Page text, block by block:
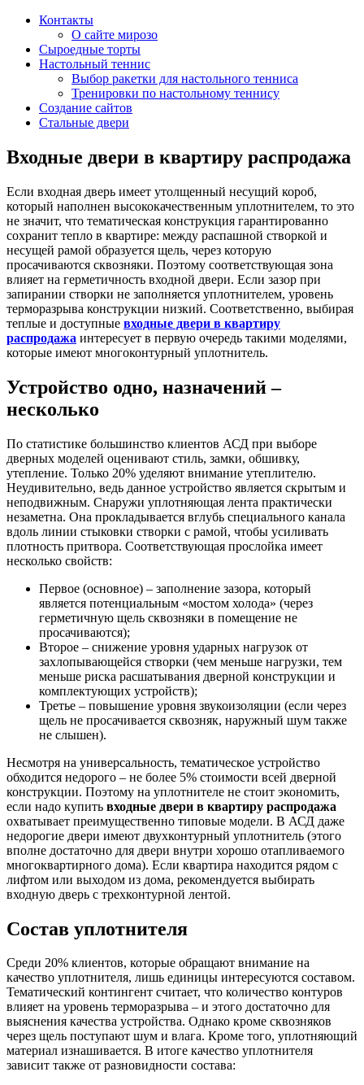
Контакты
О сайте мирозо
Сыроедные торты
Настольный теннис
Выбор ракетки для настольного тенниса
Тренировки по настольному теннису
Создание сайтов
Стальные двери
Входные двери в квартиру распродажа
Если входная дверь имеет утолщенный несущий короб,
который наполнен высококачественным уплотнителем, то это
не значит, что тематическая конструкция гарантированно
сохранит тепло в квартире: между распашной створкой и
несущей рамой образуется щель, через которую
просачиваются сквозняки. Поэтому соответствующая зона
влияет на герметичность входной двери. Если зазор при
запирании створки не заполняется уплотнителем, уровень
терморазрыва конструкции низкий. Соответственно, выбирая
теплые и доступные входные двери в квартиру
распродажа интересует в первую очередь такими моделями,
которые имеют многоконтурный уплотнитель.
Устройство одно, назначений –
несколько
По статистике большинство клиентов АСД при выборе
дверных моделей оценивают стиль, замки, обшивку,
утепление. Только 20% уделяют внимание утеплителю.
Неудивительно, ведь данное устройство является скрытым и
неподвижным. Снаружи уплотняющая лента практически
незаметна. Она прокладывается вглубь специального канала
вдоль линии стыковки створки с рамой, чтобы усиливать
плотность притвора. Соответствующая прослойка имеет
несколько свойств:
Первое (основное) – заполнение зазора, который
является потенциальным «мостом холода» (через
герметичную щель сквозняки в помещение не
просачиваются);
Второе – снижение уровня ударных нагрузок от
захлопывающейся створки (чем меньше нагрузки, тем
меньше риска расшатывания дверной конструкции и
комплектующих устройств);
Третье – повышение уровня звукоизоляции (если через
щель не просачивается сквозняк, наружный шум также
не слышен).
Несмотря на универсальность, тематическое устройство
обходится недорого – не более 5% стоимости всей дверной
конструкции. Поэтому на уплотнителе не стоит экономить,
если надо купить входные двери в квартиру распродажа
охватывает преимущественно типовые модели. В АСД даже
недорогие двери имеют двухконтурный уплотнитель (этого
вполне достаточно для двери внутри хорошо отапливаемого
многоквартирного дома). Если квартира находится рядом с
лифтом или выходом из дома, рекомендуется выбирать
входную дверь с трехконтурной лентой.
Состав уплотнителя
Среди 20% клиентов, которые обращают внимание на
качество уплотнителя, лишь единицы интересуются составом.
Тематический контингент считает, что количество контуров
влияет на уровень терморазрыва – и этого достаточно для
выяснения качества устройства. Однако кроме сквозняков
через щель поступают шум и влага. Кроме того, уплотняющий
материал изнашивается. В итоге качество уплотнителя
зависит также от разновидности состава: